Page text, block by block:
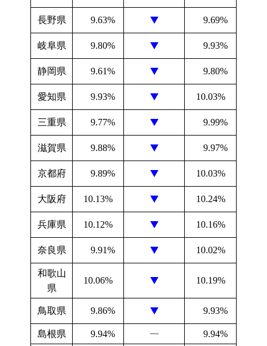
長野県 9.63% 9.69%
岐阜県 9.80% 9.93%
静岡県 9.61% 9.80%
愛知県 9.93% 10.03%
三重県 9.77% 9.99%
滋賀県 9.88% 9.97%
京都府 9.89% 10.03%
大阪府 10.13% 10.24%
兵庫県 10.12% 10.16%
奈良県 9.91% 10.02%
和歌山
県
10.06% 10.19%
鳥取県 9.86% 9.93%
島根県 9.94% ― 9.94%